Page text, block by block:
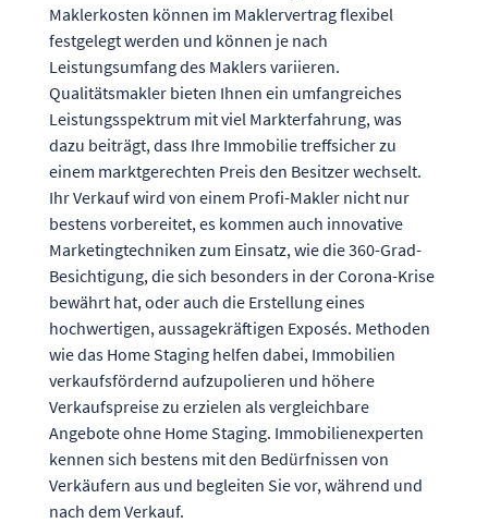
Maklerkosten können im Maklervertrag flexibel
festgelegt werden und können je nach
Leistungsumfang des Maklers variieren.
Qualitätsmakler bieten Ihnen ein umfangreiches
Leistungsspektrum mit viel Markterfahrung, was
dazu beiträgt, dass Ihre Immobilie treffsicher zu
einem marktgerechten Preis den Besitzer wechselt.
Ihr Verkauf wird von einem Profi-Makler nicht nur
bestens vorbereitet, es kommen auch innovative
Marketingtechniken zum Einsatz, wie die 360-Grad-
Besichtigung, die sich besonders in der Corona-Krise
bewährt hat, oder auch die Erstellung eines
hochwertigen, aussagekräftigen Exposés. Methoden
wie das Home Staging helfen dabei, Immobilien
verkaufsfördernd aufzupolieren und höhere
Verkaufspreise zu erzielen als vergleichbare
Angebote ohne Home Staging. Immobilienexperten
kennen sich bestens mit den Bedürfnissen von
Verkäufern aus und begleiten Sie vor, während und
nach dem Verkauf.